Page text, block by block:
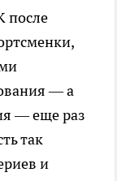
после
— а
— еще раз
так
и